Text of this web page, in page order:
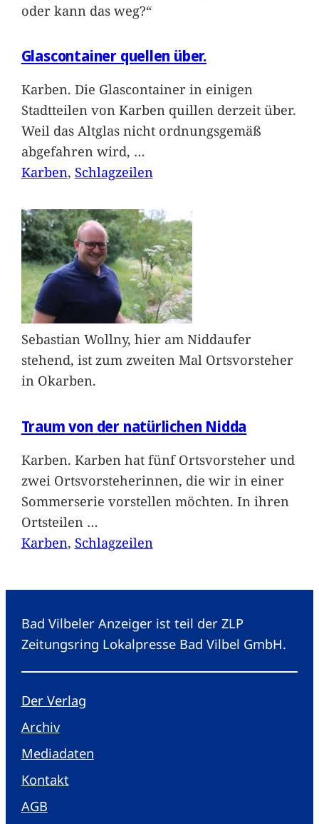
oder kann das weg?“
Glascontainer quellen über.
Karben. Die Glascontainer in einigen
Stadtteilen von Karben quillen derzeit über.
Weil das Altglas nicht ordnungsgemäß
abgefahren wird, …
Karben, Schlagzeilen
Sebastian Wollny, hier am Niddaufer
stehend, ist zum zweiten Mal Ortsvorsteher
in Okarben.
Traum von der natürlichen Nidda
Karben. Karben hat fünf Ortsvorsteher und
zwei Ortsvorsteherinnen, die wir in einer
Sommerserie vorstellen möchten. In ihren
Ortsteilen …
Karben, Schlagzeilen
Bad Vilbeler Anzeiger ist teil der ZLP
Zeitungsring Lokalpresse Bad Vilbel GmbH.
Der Verlag
Archiv
Mediadaten
Kontakt
AGB